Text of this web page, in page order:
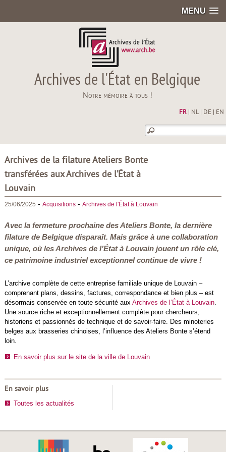
MENU
Archives de l'État en Belgique
Notre mémoire à tous !
FR| NL| DE EN
Archives de la filature Ateliers Bonte
transférées aux Archives de l’État à
Louvain
25/06/2025 - Acquisitions- Archives de l'État à Louvain
Avec la fermeture prochaine des Ateliers Bonte, la dernière
filature de Belgique disparaît. Mais grâce à une collaboration
unique, où les Archives de l’État à Louvain jouent un rôle clé,
ce patrimoine industriel exceptionnel continue de vivre !
L’archive complète de cette entreprise familiale unique de Louvain –
comprenant plans, dessins, factures, correspondance et bien plus – est
désormais conservée en toute sécurité aux Archives de l’État à Louvain.
Une source riche et exceptionnellement complète pour chercheurs,
historiens et passionnés de technique et de savoir-faire. Des minoteries
belges aux brasseries chinoises, l’influence des Ateliers Bonte s’étend
loin.
En savoir plus sur le site de la ville de Louvain
En savoir plus
Toutes les actualités